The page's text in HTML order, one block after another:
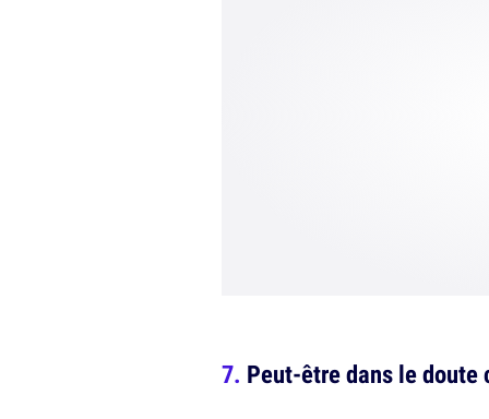
Peut-être dans le doute